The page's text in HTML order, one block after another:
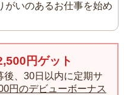
がいのあるお仕事を始め
円ゲット
後、30日以内に定期サ
円のデビューボーナス